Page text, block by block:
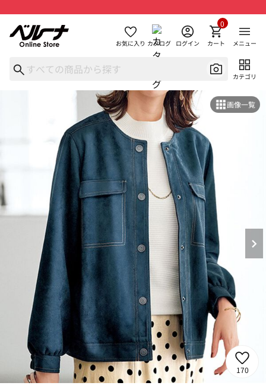
お気に入り カタログ ログイン カート
0
メニュー
カテゴリ
画像一覧
170